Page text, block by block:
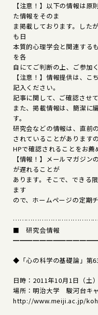
【注意！】以下の情報は
た情報をそのま
ま掲載しております。した
も日
本質的心理学会と関連する
を各
自にてご判断の上、ご参加
【注意！】情報提供は、
記入ください。
記事に関して、ご確認させ
また、掲載情報は、簡潔に
す。
研究会などの情報は、直前
されていることがあります
HPで確認されることをお薦
【情報！】メールマガジ
が遅れることが
あります。そこで、できる
ます
ので、ホームページの定期
■ 研究会情報
◆「心の科学の基礎論」第
日時：2011年10月1日（
場所：明治大学 駿河台キ
http://www.meiji.ac.jp/